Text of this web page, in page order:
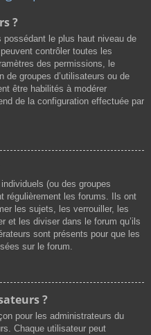
?
le plus haut niveau de
contrôler toutes les
des permissions, le
de groupes d’utilisateurs ou de
être habilités à modérer
de la configuration effectuée par
(ou des groupes
régulièrement les forums. Ils ont
les sujets, les verrouiller, les
et les diviser dans le forum qu’ils
sont présents pour que les
sur le forum.
?
pour les administrateurs du
Chaque utilisateur peut